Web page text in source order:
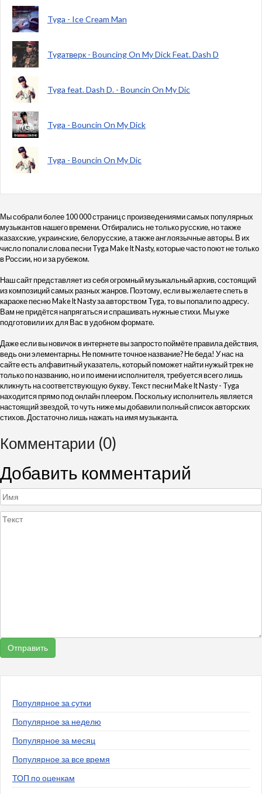
Tyga - Ice Cream Man
Tygaтверк - Bouncing On My Dick Feat. Dash D
Tyga feat. Dash D. - Bouncin On My Dic
Tyga - Bouncin On My Dick
Tyga - Bouncin On My Dic
Мы собрали более 100 000 страниц с произведениями самых популярных
музыкантов нашего времени. Отбирались не только русские, но также
казахские, украинские, белорусские, а также англоязычные авторы. В их
число попали слова песни Tyga Make It Nasty, которые часто поют не только
в России, но и за рубежом.
Наш сайт представляет из себя огромный музыкальный архив, состоящий
из композиций самых разных жанров. Поэтому, если вы желаете спеть в
караоке песню Make It Nasty за авторством Tyga, то вы попали по адресу.
Вам не придётся напрягаться и спрашивать нужные стихи. Мы уже
подготовили их для Вас в удобном формате.
Даже если вы новичок в интернете вы запросто поймёте правила действия,
ведь они элементарны. Не помните точное название? Не беда! У нас на
сайте есть алфавитный указатель, который поможет найти нужый трек не
только по названию, но и по имени исполнителя, требуется всего лишь
кликнуть на соответствующую букву. Текст песни Make It Nasty - Tyga
находится прямо под онлайн плеером. Поскольку исполнитель является
настоящий звездой, то чуть ниже мы добавили полный список авторских
стихов. Достаточно лишь нажать на имя музыканта.
Комментарии (0)
Добавить комментарий
Популярное за сутки
Популярное за неделю
Популярное за месяц
Популярное за все время
ТОП по оценкам